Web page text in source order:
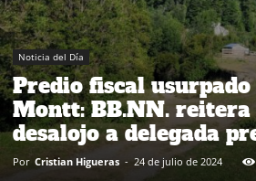
Noticia del Día
Predio fiscal usurpado
Montt: BB.NN. reitera
desalojo a delegada
Por Cristian Higueras - 24 de julio de 2024